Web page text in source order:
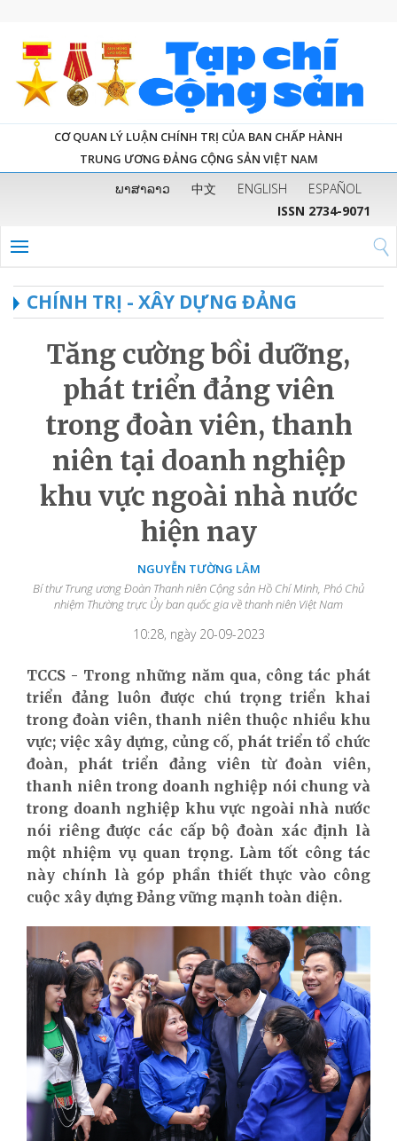
CƠ QUAN LÝ LUẬN CHÍNH TRỊ CỦA BAN CHẤP HÀNH
TRUNG ƯƠNG ĐẢNG CỘNG SẢN VIỆT NAM
ພາສາລາວ 中文 ENGLISH
ESPAÑOL
ISSN 2734-9071
CHÍNH TRỊ - XÂY DỰNG ĐẢNG
Tăng cường bồi dưỡng,
phát triển đảng viên
trong đoàn viên, thanh
niên tại doanh nghiệp
khu vực ngoài nhà nước
hiện nay
NGUYỄN TƯỜNG LÂM
Bí thư Trung ương Đoàn Thanh niên Cộng sản Hồ Chí Minh, Phó Chủ
nhiệm Thường trực Ủy ban quốc gia về thanh niên Việt Nam
10:28, ngày 20-09-2023
TCCS - Trong những năm qua, công tác phát
triển đảng luôn được chú trọng triển khai
trong đoàn viên, thanh niên thuộc nhiều khu
vực; việc xây dựng, củng cố, phát triển tổ chức
đoàn, phát triển đảng viên từ đoàn viên,
thanh niên trong doanh nghiệp nói chung và
trong doanh nghiệp khu vực ngoài nhà nước
nói riêng được các cấp bộ đoàn xác định là
một nhiệm vụ quan trọng. Làm tốt công tác
này chính là góp phần thiết thực vào công
cuộc xây dựng Đảng vững mạnh toàn diện.